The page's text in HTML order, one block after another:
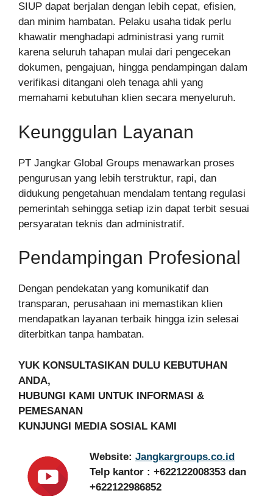
SIUP dapat berjalan dengan lebih cepat, efisien,
dan minim hambatan. Pelaku usaha tidak perlu
khawatir menghadapi administrasi yang rumit
karena seluruh tahapan mulai dari pengecekan
dokumen, pengajuan, hingga pendampingan dalam
verifikasi ditangani oleh tenaga ahli yang
memahami kebutuhan klien secara menyeluruh.
Keunggulan Layanan
PT Jangkar Global Groups menawarkan proses
pengurusan yang lebih terstruktur, rapi, dan
didukung pengetahuan mendalam tentang regulasi
pemerintah sehingga setiap izin dapat terbit sesuai
persyaratan teknis dan administratif.
Pendampingan Profesional
Dengan pendekatan yang komunikatif dan
transparan, perusahaan ini memastikan klien
mendapatkan layanan terbaik hingga izin selesai
diterbitkan tanpa hambatan.
YUK KONSULTASIKAN DULU KEBUTUHAN
ANDA,
HUBUNGI KAMI UNTUK INFORMASI &
PEMESANAN
KUNJUNGI MEDIA SOSIAL KAMI
Website: Jangkargroups.co.id
Telp kantor : +622122008353 dan
+622122986852